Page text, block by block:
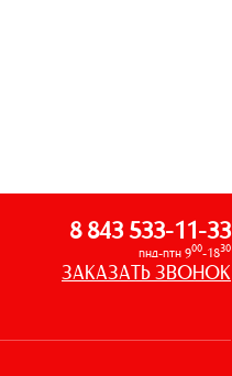
8 843 533-11-33
пнд-птн 900-1830
ЗАКАЗАТЬ ЗВОНОК